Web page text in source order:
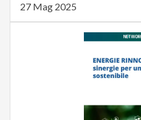
27 Mag 2025